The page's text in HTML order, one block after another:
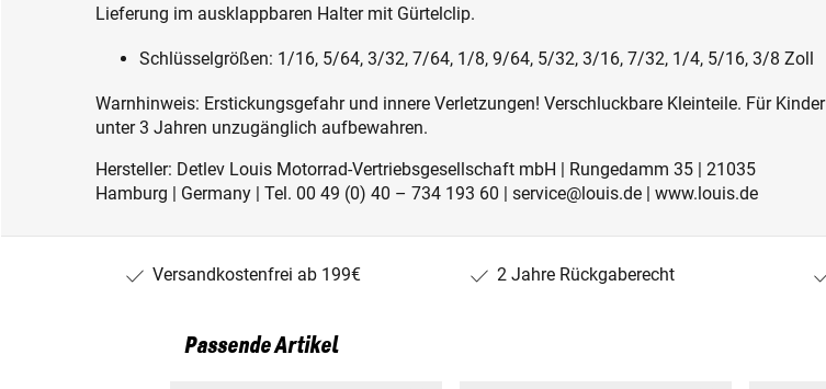
Lieferung im ausklappbaren Halter mit Gürtelclip.
Schlüsselgrößen: 1/16, 5/64, 3/32, 7/64, 1/8, 9/64, 5/32, 3/16, 7/32, 1/4, 5/16, 3/8 Zoll
Warnhinweis: Erstickungsgefahr und innere Verletzungen! Verschluckbare Kleinteile. Für Kinder
unter 3 Jahren unzugänglich aufbewahren.
Hersteller: Detlev Louis Motorrad-Vertriebsgesellschaft mbH | Rungedamm 35 | 21035
Hamburg | Germany | Tel. 00 49 (0) 40 – 734 193 60 | service@louis.de | www.louis.de
Versandkostenfrei ab 199€ 2 Jahre Rückgaberecht
Passende Artikel